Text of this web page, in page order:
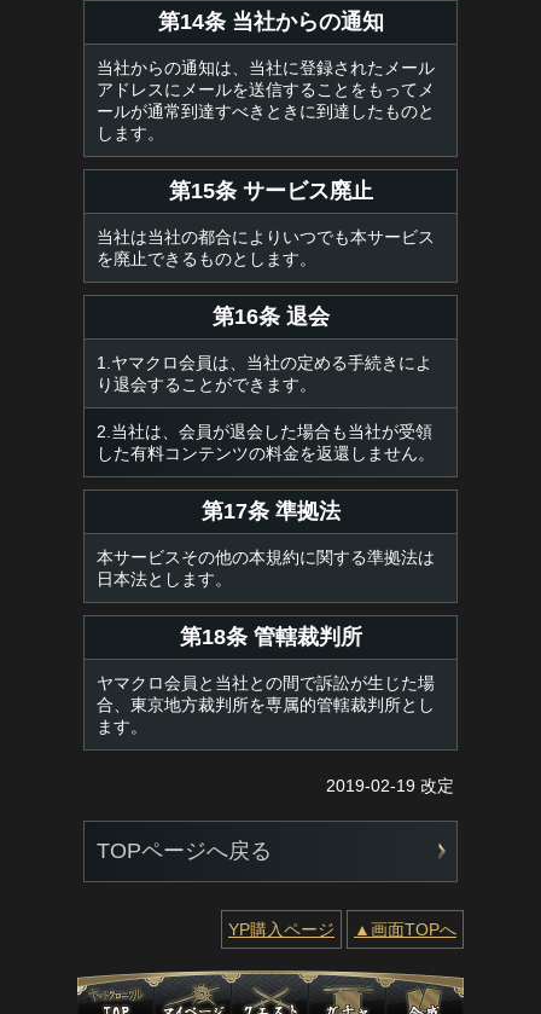
第14条 当社からの通知
当社からの通知は、当社に登録されたメール
アドレスにメールを送信することをもってメ
ールが通常到達すべきときに到達したものと
します。
第15条 サービス廃止
当社は当社の都合によりいつでも本サービス
を廃止できるものとします。
第16条 退会
1.ヤマクロ会員は、当社の定める手続きによ
り退会することができます。
2.当社は、会員が退会した場合も当社が受領
した有料コンテンツの料金を返還しません。
第17条 準拠法
本サービスその他の本規約に関する準拠法は
日本法とします。
第18条 管轄裁判所
ヤマクロ会員と当社との間で訴訟が生じた場
合、東京地方裁判所を専属的管轄裁判所とし
ます。
2019-02-19 改定
TOPページへ戻る
YP購入ページ ▲画面TOPへ